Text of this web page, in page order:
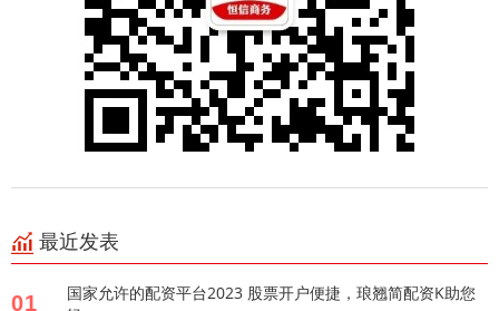
最近发表
01
国家允许的配资平台2023 股票开户便捷，琅翘简配资K助您